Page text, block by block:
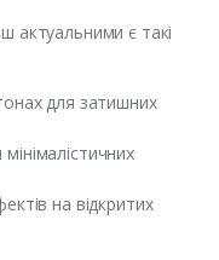
актуальними є такі
для затишних
на відкритих